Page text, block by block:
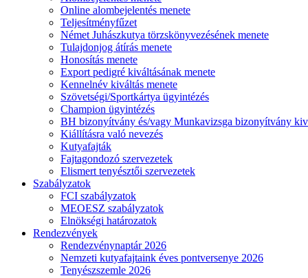
Online alombejelentés menete
Teljesítményfűzet
Német Juhászkutya törzskönyvezésének menete
Tulajdonjog átírás menete
Honosítás menete
Export pedigré kiváltásának menete
Kennelnév kiváltás menete
Szövetségi/Sportkártya ügyintézés
Champion ügyintézés
BH bizonyítvány és/vagy Munkavizsga bizonyítvány
Kiállításra való nevezés
Kutyafajták
Fajtagondozó szervezetek
Elismert tenyésztői szervezetek
Szabályzatok
FCI szabályzatok
MEOESZ szabályzatok
Elnökségi határozatok
Rendezvények
Rendezvénynaptár 2026
Nemzeti kutyafajtaink éves pontversenye 2026
Tenyészszemle 2026